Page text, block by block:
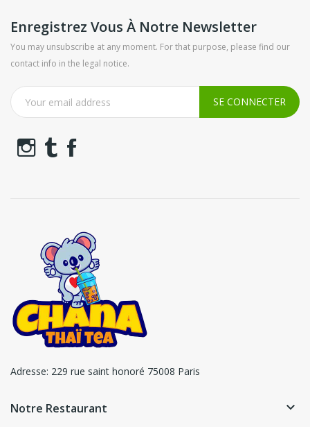
Enregistrez Vous À Notre Newsletter
You may unsubscribe at any moment. For that purpose, please find our
contact info in the legal notice.
Adresse: 229 rue saint honoré 75008 Paris
Notre Restaurant keyboard_arrow_down